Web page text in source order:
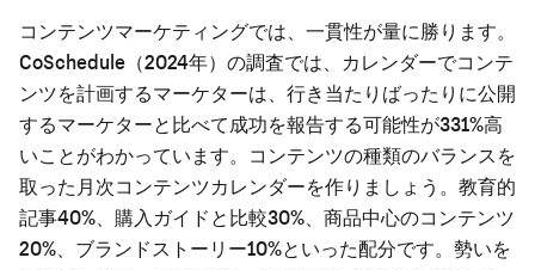
コンテンツマーケティングでは、一貫性が量に勝ります。
CoSchedule（2024年）の調査では、カレンダーでコンテ
ンツを計画するマーケターは、行き当たりばったりに公開
するマーケターと比べて成功を報告する可能性が331%高
いことがわかっています。コンテンツの種類のバランスを
取った月次コンテンツカレンダーを作りましょう。教育的
記事40%、購入ガイドと比較30%、商品中心のコンテンツ
20%、ブランドストーリー10%といった配分です。勢いを